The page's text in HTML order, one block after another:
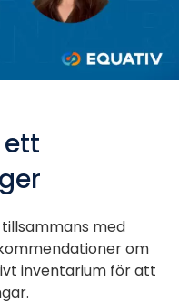
med
om
inventarium för att